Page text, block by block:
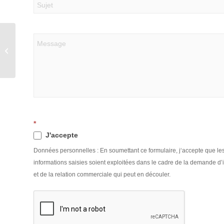
*
J'accepte
Données personnelles : En soumettant ce formulaire, j‘accepte que
informations saisies soient exploitées dans le cadre de la demande
et de la relation commerciale qui peut en découler.